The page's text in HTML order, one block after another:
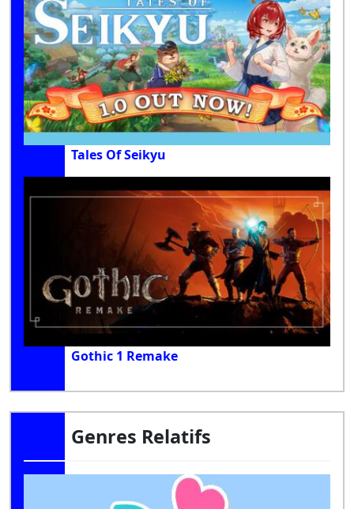
Tales Of Seikyu
Gothic 1 Remake
Genres Relatifs